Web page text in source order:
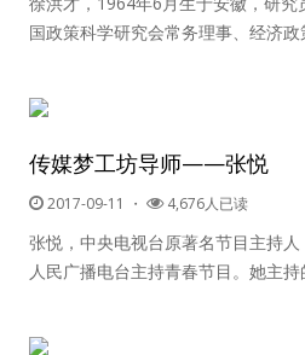
国政策科学研究会常务理事、经济
传媒梦工坊导师——张悦
2017-09-11 ・ 4,676人已读
张悦，中央电视台原著名节目主持
人民广播电台主持青春节目。她主